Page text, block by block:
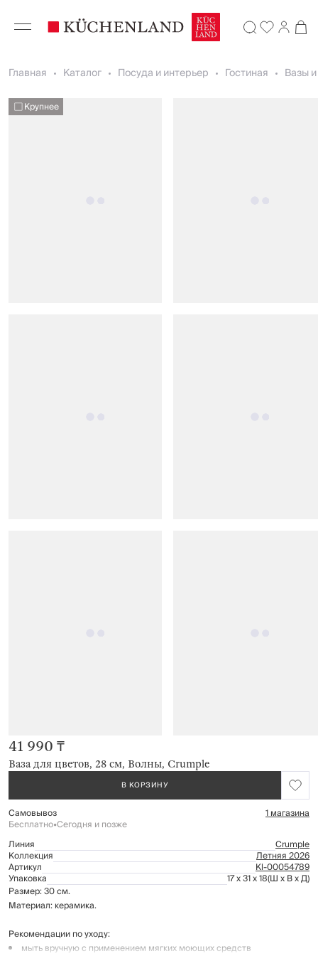
Главная Каталог Посуда и интерьер Гостиная Вазы
Крупнее
Ваза для цветов, 28 см, Волны, Crumple
41 990 ₸
В КОРЗИНУ
Самовывоз 1 магазина
Бесплатно•Сегодня и позже
Линия
Crumple
Коллекция Летняя 2026
Артикул Kl-00054789
Упаковка 17 x 31 x 18(Ш x В x Д)
Размер: 30 см.
Материал: керамика.
Рекомендации по уходу:
мыть вручную с применением мягких моющих средств